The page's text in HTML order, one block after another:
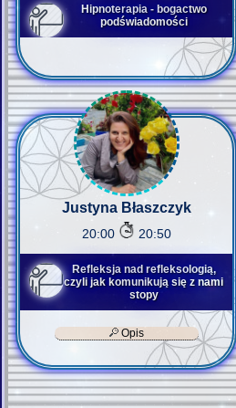
Hipnoterapia - bogactwo
podświadomości
Justyna Błaszczyk
20:00 20:50
Refleksja nad refleksologią,
czyli jak komunikują się z nami
stopy
Opis